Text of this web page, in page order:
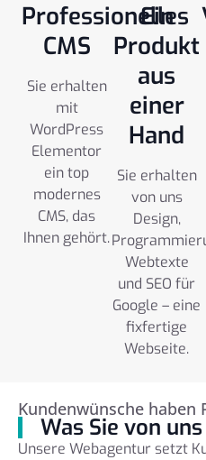
Professionelles
CMS
Sie erhalten
mit
WordPress
Elementor
ein top
modernes
CMS, das
Ihnen gehört.
Ein
Produkt
aus
einer
Hand
Sie erhalten
von uns
Design,
Webtexte
und SEO für
Google – eine
fixfertige
Webseite.
Kundenwünsche haben
Was Sie von
Unsere Webagentur setzt